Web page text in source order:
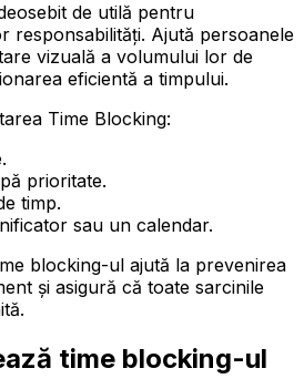
de utilă pentru
responsabilități. Ajută persoanele
vizuală a volumului lor de
eficientă a timpului.
Time Blocking:
prioritate.
timp.
sau un calendar.
blocking-ul ajută la prevenirea
și asigură că toate sarcinile
time blocking-ul